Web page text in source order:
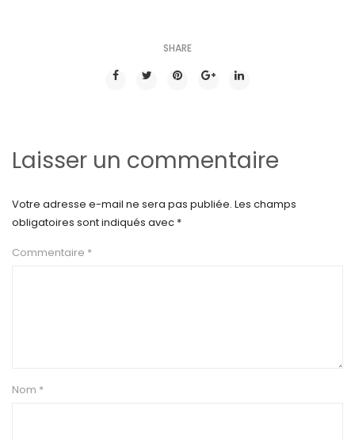
SHARE
Laisser un commentaire
Votre adresse e-mail ne sera pas publiée. Les champs
obligatoires sont indiqués avec *
Commentaire *
Nom *